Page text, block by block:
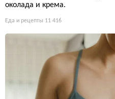
околада и крема.
Еда и рецепты 11 416